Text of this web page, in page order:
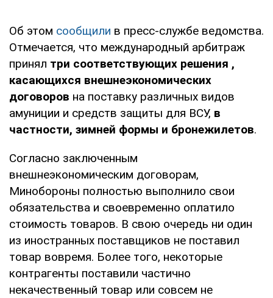
Об этом сообщили в пресс-службе ведомства.
Отмечается, что международный арбитраж
принял три соответствующих решения ,
касающихся внешнеэкономических
договоров на поставку различных видов
амуниции и средств защиты для ВСУ, в
частности, зимней формы и бронежилетов.
Согласно заключенным
внешнеэкономическим договорам,
Минобороны полностью выполнило свои
обязательства и своевременно оплатило
стоимость товаров. В свою очередь ни один
из иностранных поставщиков не поставил
товар вовремя. Более того, некоторые
контрагенты поставили частично
некачественный товар или совсем не